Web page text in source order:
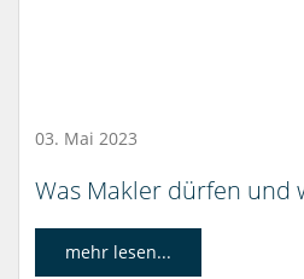
03. Mai 2023
Was Makler dürfen und
mehr lesen...